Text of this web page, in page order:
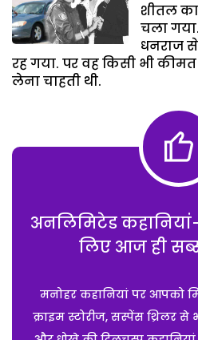
शीतल
चला
धनराज से
रह गया. पर वह किसी भी
लेना चाहती थी.
अनलिमिटेड
लिए आज ही
मनोहर कहानियां पर आपको
क्राइम स्टोरीज, सस्पेंस थ्रिलर